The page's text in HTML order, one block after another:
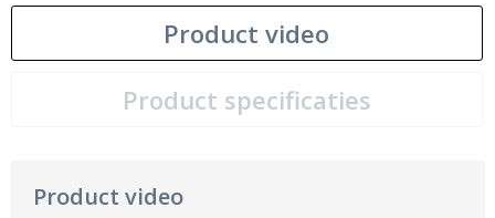
Product video
Product specificaties
Product video